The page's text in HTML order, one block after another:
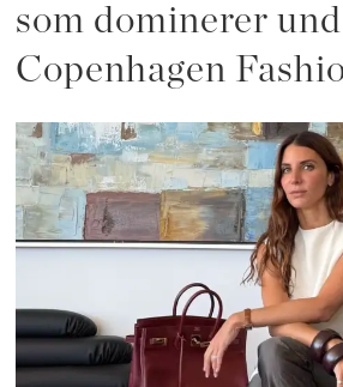
som dominerer
Copenhagen